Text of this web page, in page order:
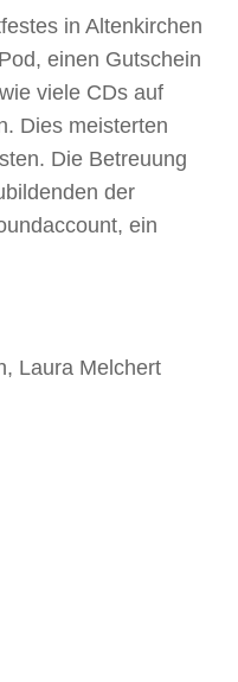
in Altenkirchen
einen Gutschein
viele CDs auf
Dies meisterten
Die Betreuung
der
ein
Laura Melchert